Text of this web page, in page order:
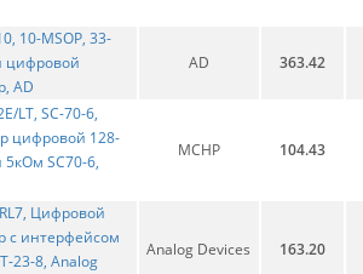
10-MSOP, 33-
цифровой
AD
AD 363.42
LT, SC-70-6,
цифровой 128-
SC70-6,
MCHP 104.43
Цифровой
с интерфейсом
23-8, Analog
Analog Devices 163.20